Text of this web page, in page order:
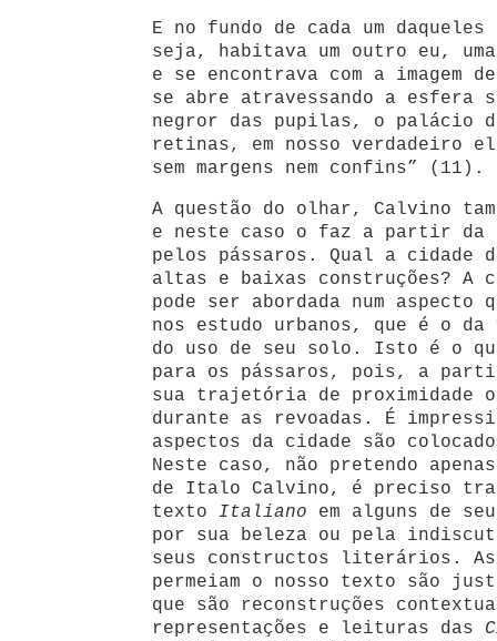
E no fundo de cada um
seja, habitava um outro eu, uma
e se encontrava com a imagem
se abre atravessando a
negror das pupilas, o palácio
retinas, em nosso verdadeiro
sem margens nem confins” (11).
A questão do olhar, Calvino
e neste caso o faz a partir da
pelos pássaros. Qual a cidade
altas e baixas construções? A
pode ser abordada num
nos estudo urbanos, que é o
do uso de seu solo. Isto é o
para os pássaros, pois, a
sua trajetória de proximidade
durante as revoadas. É
aspectos da cidade são
Neste caso, não pretendo
de Italo Calvino, é preciso
texto Italiano em alguns de
por sua beleza ou pela
seus constructos literários. As
permeiam o nosso texto são
que são reconstruções
representações e leituras das